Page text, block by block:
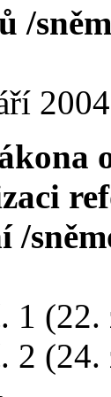
/
/
1
2